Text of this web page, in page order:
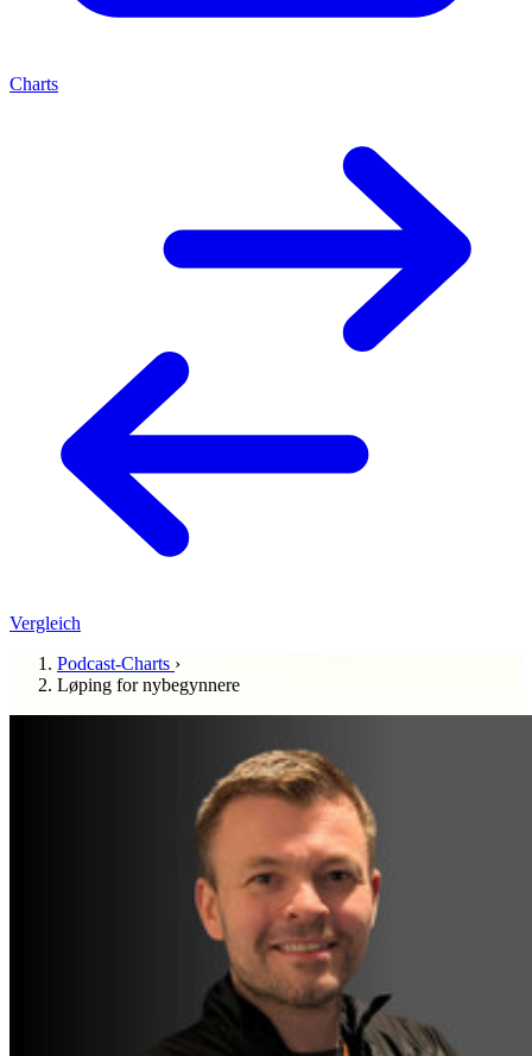
Charts
Vergleich
Podcast-Charts ›
Løping for nybegynnere